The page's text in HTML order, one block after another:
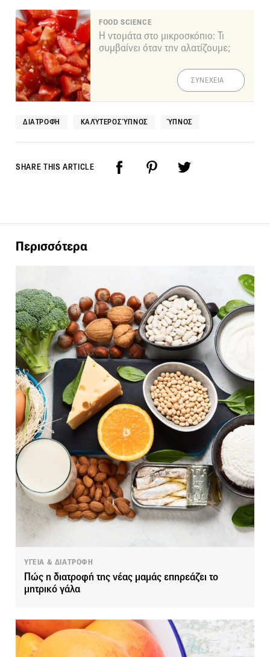
FOOD SCIENCE
Η ντομάτα στο μικροσκόπιο: Τι
συμβαίνει όταν την αλατίζουμε;
ΣΥΝΕΧΕΙΑ
ΔΙΑΤΡΟΦΉ ΚΑΛΎΤΕΡΟΣ ΎΠΝΟΣ ΎΠΝΟΣ
SHARE THIS ARTICLE
Περισσότερα
ΥΓΕΙΑ & ΔΙΑΤΡΟΦΗ
Πώς η διατροφή της νέας μαμάς επηρεάζει το
μητρικό γάλα